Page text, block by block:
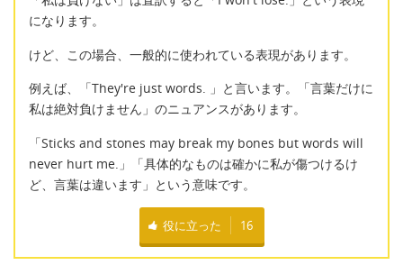
になります。
けど、この場合、一般的に使われている表現があります。
例えば、「They're just words. 」と言います。「言葉だけに
私は絶対負けません」のニュアンスがあります。
「Sticks and stones may break my bones but words will
never hurt me.」「具体的なものは確かに私が傷つけるけ
ど、言葉は違います」という意味です。
役に立った 16